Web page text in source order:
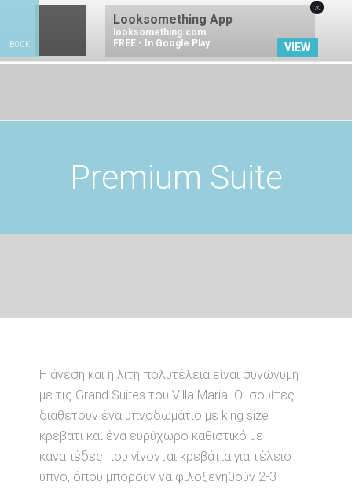
Premium Suite
ΚΑΝΤΕ ΚΡΑΤΗΣΗ
Η άνεση και η λιτή πολυτέλεια είναι συνώνυμη
με τις Grand Suites του Villa Maria. Οι σουίτες
διαθέτουν ένα υπνοδωμάτιο με king size
κρεβάτι και ένα ευρύχωρο καθιστικό με
καναπέδες που γίνονται κρεβάτια για τέλειο
ύπνο, όπου μπορούν να φιλοξενηθούν 2-3
BOOK
×
Looksomething App
looksomething.com
FREE - In Google Play
VIEW